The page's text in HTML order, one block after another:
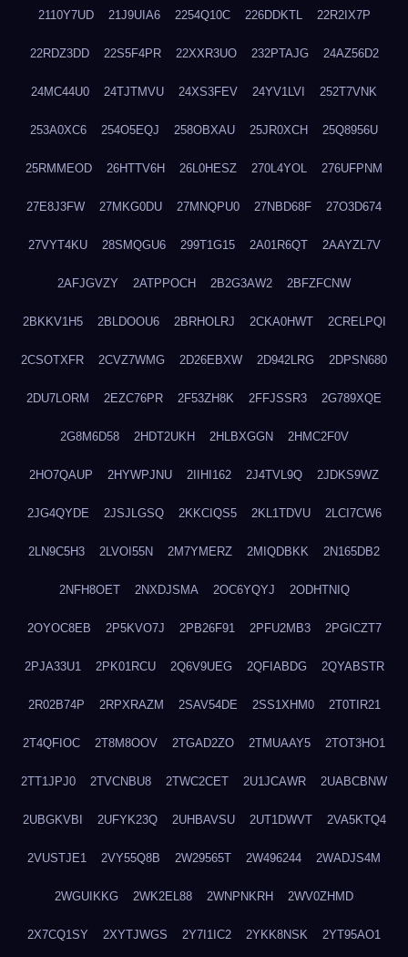
2110Y7UD 21J9UIA6 2254Q10C 226DDKTL 22R2IX7P
22RDZ3DD 22S5F4PR 22XXR3UO 232PTAJG 24AZ56D2
24MC44U0 24TJTMVU 24XS3FEV 24YV1LVI 252T7VNK
253A0XC6 254O5EQJ 258OBXAU 25JR0XCH 25Q8956U
25RMMEOD 26HTTV6H 26L0HESZ 270L4YOL 276UFPNM
27E8J3FW 27MKG0DU 27MNQPU0 27NBD68F 27O3D674
27VYT4KU 28SMQGU6 299T1G15 2A01R6QT 2AAYZL7V
2AFJGVZY 2ATPPOCH 2B2G3AW2 2BFZFCNW
2BKKV1H5 2BLDOOU6 2BRHOLRJ 2CKA0HWT 2CRELPQI
2CSOTXFR 2CVZ7WMG 2D26EBXW 2D942LRG 2DPSN680
2DU7LORM 2EZC76PR 2F53ZH8K 2FFJSSR3 2G789XQE
2G8M6D58 2HDT2UKH 2HLBXGGN 2HMC2F0V
2HO7QAUP 2HYWPJNU 2IIHI162 2J4TVL9Q 2JDKS9WZ
2JG4QYDE 2JSJLGSQ 2KKCIQS5 2KL1TDVU 2LCI7CW6
2LN9C5H3 2LVOI55N 2M7YMERZ 2MIQDBKK 2N165DB2
2NFH8OET 2NXDJSMA 2OC6YQYJ 2ODHTNIQ
2OYOC8EB 2P5KVO7J 2PB26F91 2PFU2MB3 2PGICZT7
2PJA33U1 2PK01RCU 2Q6V9UEG 2QFIABDG 2QYABSTR
2R02B74P 2RPXRAZM 2SAV54DE 2SS1XHM0 2T0TIR21
2T4QFIOC 2T8M8OOV 2TGAD2ZO 2TMUAAY5 2TOT3HO1
2TT1JPJ0 2TVCNBU8 2TWC2CET 2U1JCAWR 2UABCBNW
2UBGKVBI 2UFYK23Q 2UHBAVSU 2UT1DWVT 2VA5KTQ4
2VUSTJE1 2VY55Q8B 2W29565T 2W496244 2WADJS4M
2WGUIKKG 2WK2EL88 2WNPNKRH 2WV0ZHMD
2X7CQ1SY 2XYTJWGS 2Y7I1IC2 2YKK8NSK 2YT95AO1